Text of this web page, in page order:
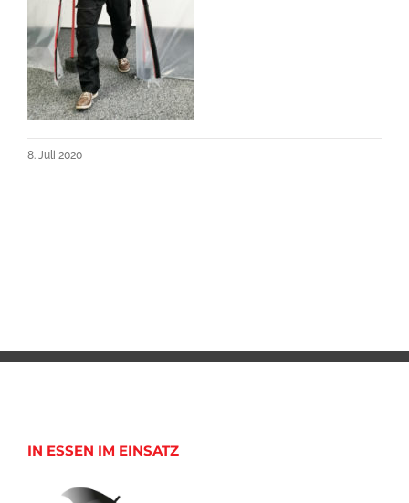
8. Juli 2020
IN ESSEN IM EINSATZ